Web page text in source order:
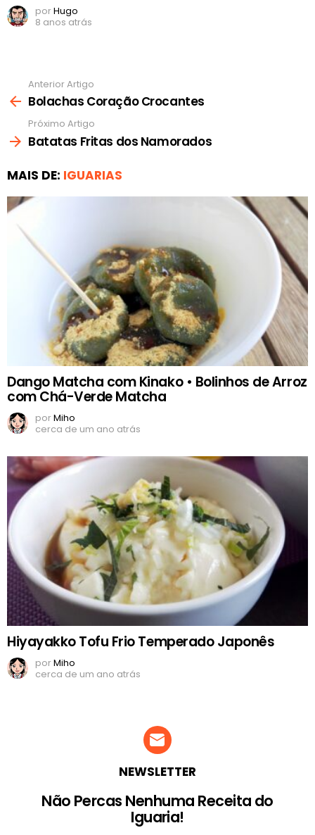
porHugo
8 anos atrás
mais
Anterior Artigo
Bolachas Coração Crocantes
Próximo Artigo
Batatas Fritas dos Namorados
MAIS DE: IGUARIAS
Dango Matcha com Kinako • Bolinhos de Arroz
com Chá-Verde Matcha
porMiho
cerca de um ano atrás
Hiyayakko Tofu Frio Temperado Japonês
porMiho
cerca de um ano atrás
NEWSLETTER
Não Percas Nenhuma Receita do
Iguaria!